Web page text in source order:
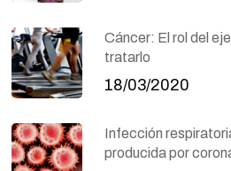
Cáncer: El rol del
tratarlo
18/03/2020
Infección
producida por